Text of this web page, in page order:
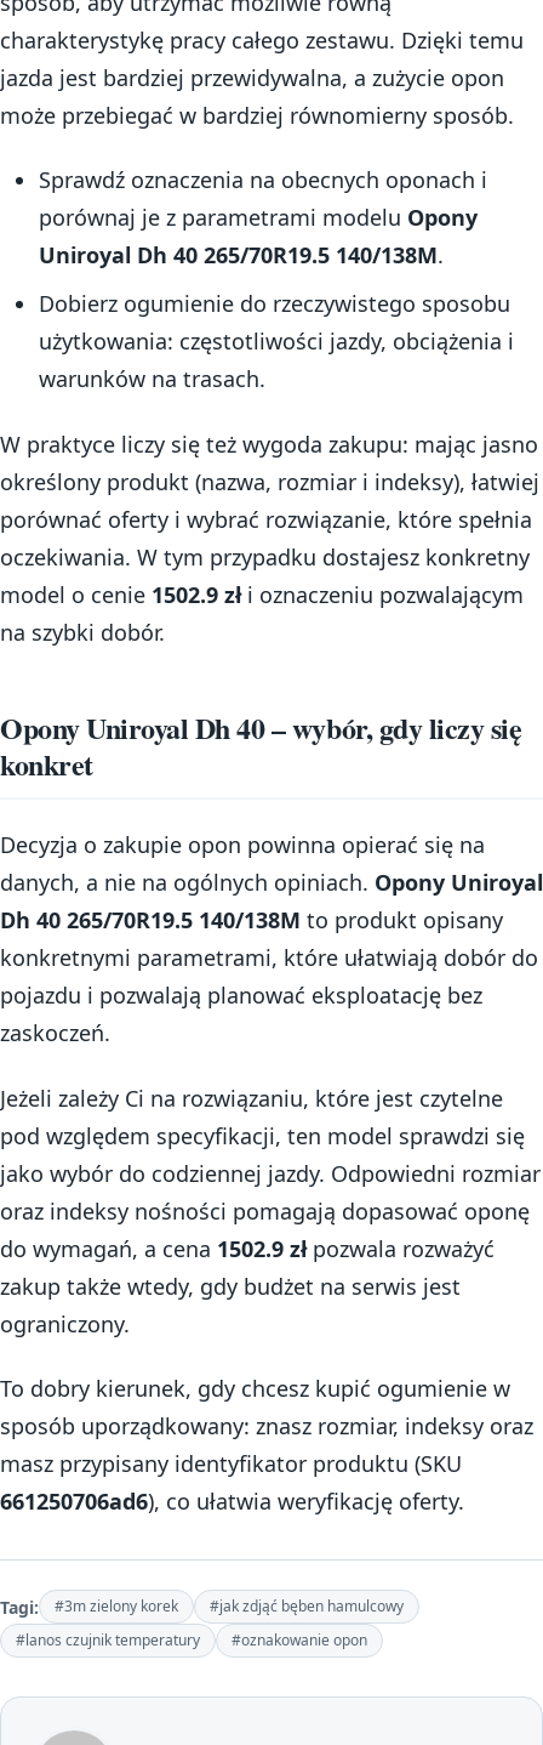
charakterystykę pracy całego zestawu. Dzięki temu
jazda jest bardziej przewidywalna, a zużycie opon
może przebiegać w bardziej równomierny sposób.
Sprawdź oznaczenia na obecnych oponach i
porównaj je z parametrami modelu Opony
Uniroyal Dh 40 265/70R19.5 140/138M.
Dobierz ogumienie do rzeczywistego sposobu
użytkowania: częstotliwości jazdy, obciążenia i
warunków na trasach.
W praktyce liczy się też wygoda zakupu: mając jasno
określony produkt (nazwa, rozmiar i indeksy), łatwiej
porównać oferty i wybrać rozwiązanie, które spełnia
oczekiwania. W tym przypadku dostajesz konkretny
model o cenie 1502.9 złi oznaczeniu pozwalającym
na szybki dobór.
Opony Uniroyal Dh 40 – wybór, gdy liczy się
konkret
Decyzja o zakupie opon powinna opierać się na
danych, a nie na ogólnych opiniach. Opony Uniroyal
Dh 40 265/70R19.5 140/138M to produkt opisany
konkretnymi parametrami, które ułatwiają dobór do
pojazdu i pozwalają planować eksploatację bez
zaskoczeń.
Jeżeli zależy Ci na rozwiązaniu, które jest czytelne
pod względem specyfikacji, ten model sprawdzi się
jako wybór do codziennej jazdy. Odpowiedni rozmiar
oraz indeksy nośności pomagają dopasować oponę
do wymagań, a cena 1502.9 złpozwala rozważyć
zakup także wtedy, gdy budżet na serwis jest
ograniczony.
To dobry kierunek, gdy chcesz kupić ogumienie w
sposób uporządkowany: znasz rozmiar, indeksy oraz
masz przypisany identyfikator produktu (SKU
661250706ad6), co ułatwia weryfikację oferty.
Tagi: #3m zielony korek
#jak zdjąć bęben hamulcowy
#lanos czujnik temperatury
#oznakowanie opon